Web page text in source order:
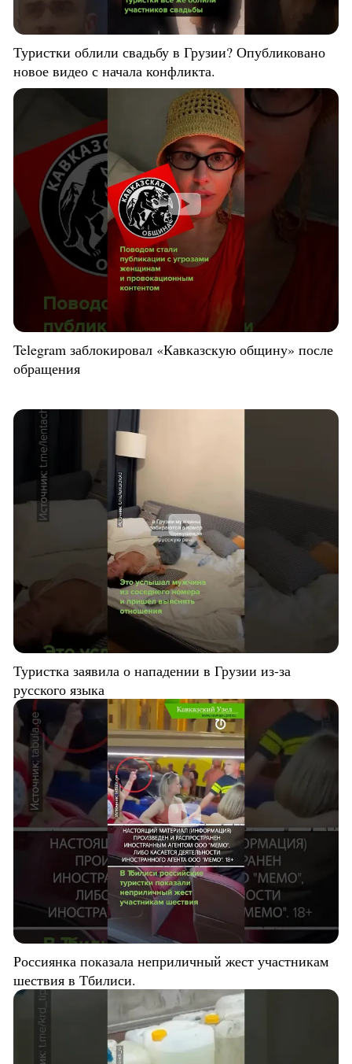
Туристки облили свадьбу в Грузии? Опубликовано
новое видео с начала конфликта.
Telegram заблокировал «Кавказскую общину» после
обращения
Туристка заявила о нападении в Грузии из-за
русского языка
Россиянка показала неприличный жест участникам
шествия в Тбилиси.